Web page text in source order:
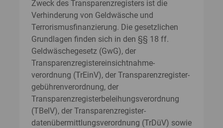
Zweck des Transparenzregisters ist die
Verhinderung von Geldwäsche und
Terrorismusfinanzierung. Die gesetzlichen
Grundlagen finden sich in den §§ 18 ff.
Geldwäschegesetz (GwG), der
Transparenzregister­einsichtnahme­
verordnung (TrEinV), der Transparenzregister­
gebühren­verordnung, der
Transparenzregister­beleihungs­verordnung
(TBelV), der Transparenzregister­
datenübermittlungsverordnung (TrDüV) sowie